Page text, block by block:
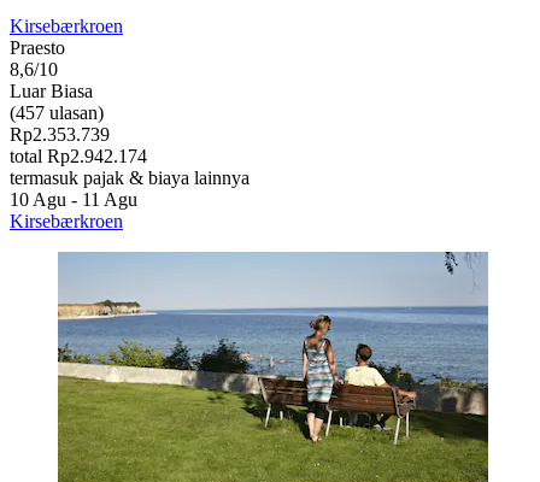
Kirsebærkroen
Praesto
8,6/10
Luar Biasa
(457 ulasan)
Rp2.353.739
total Rp2.942.174
termasuk pajak & biaya lainnya
10 Agu - 11 Agu
Kirsebærkroen